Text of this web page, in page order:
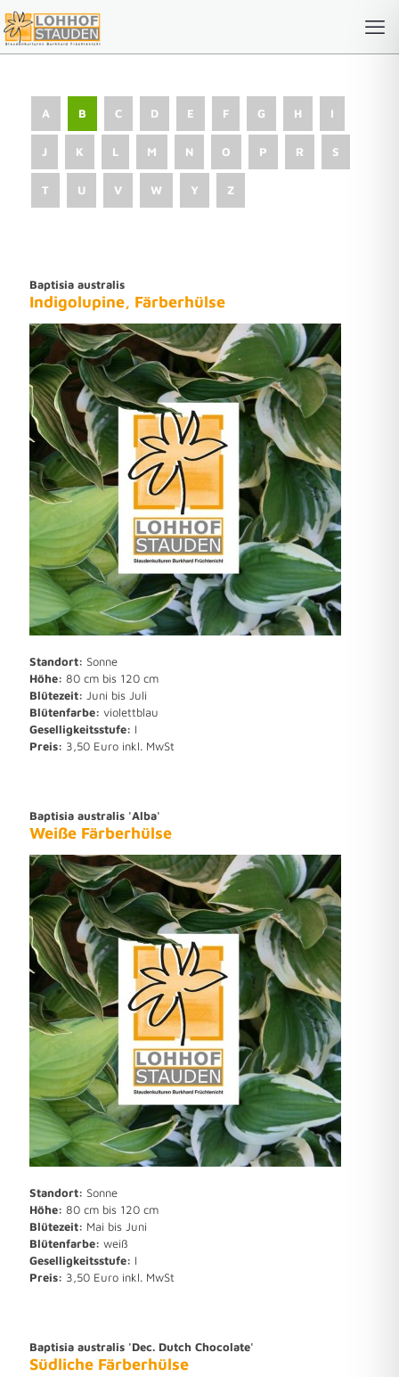
A B C D E F G H I
J K L M N O P R S
T U V W Y Z
Baptisia australis
Indigolupine, Färberhülse
Standort: Sonne
Höhe: 80 cm bis 120 cm
Blütezeit: Juni bis Juli
Blütenfarbe: violettblau
Geselligkeitsstufe: I
Preis: 3,50 Euro inkl. MwSt
Baptisia australis 'Alba'
Weiße Färberhülse
Standort: Sonne
Höhe: 80 cm bis 120 cm
Blütezeit: Mai bis Juni
Blütenfarbe: weiß
Geselligkeitsstufe: I
Preis: 3,50 Euro inkl. MwSt
Baptisia australis 'Dec. Dutch Chocolate'
Südliche Färberhülse